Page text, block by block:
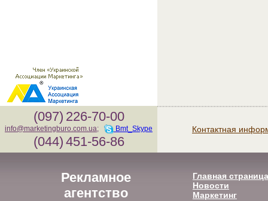
(097) 226-70-00
info@marketingburo.com.ua; Bmt_Skype
(044) 451-56-86
Контактная
Рекламное
агентство
Главная страница
Новости
Маркетинг